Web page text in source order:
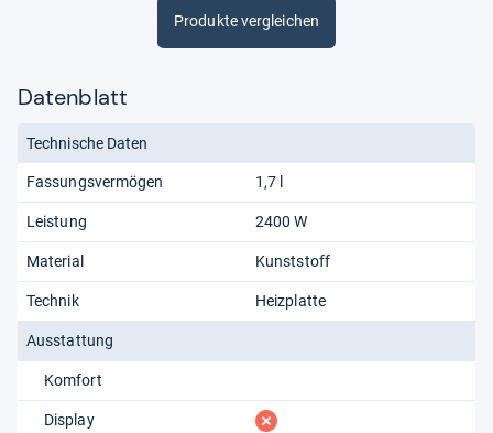
Produkte vergleichen
Datenblatt
Technische Daten
Fassungsvermögen 1,7 l
Leistung 2400 W
Material Kunststoff
Technik Heizplatte
Ausstattung
Komfort
Display fehlt